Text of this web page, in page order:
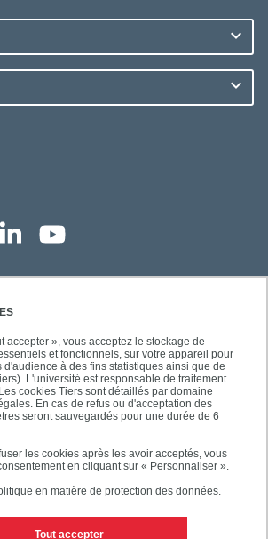
accepter », vous acceptez le stockage de
et fonctionnels, sur votre appareil pour
d'audience à des fins statistiques ainsi que de
L'université est responsable de traitement
cookies Tiers sont détaillés par domaine
En cas de refus ou d'acceptation des
seront sauvegardés pour une durée de 6
les cookies après les avoir acceptés, vous
en cliquant sur « Personnaliser ».
en matière de protection des données.
Tout accepter